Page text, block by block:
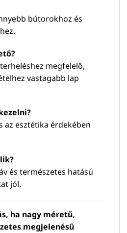
bútorokhoz és
megfelelő,
vastagabb lap
az esztétika érdekében
és természetes hatású
jól.
ha nagy méretű,
megjelenésű